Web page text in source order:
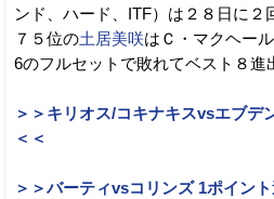
ンド、ハード、ITF）は２８日に２
７５位の土居美咲はＣ・マクヘー
6のフルセットで敗れてベスト８進
＞＞キリオス/コキナキスvsエブデ
＜＜
＞＞バーティvsコリンズ 1ポイント